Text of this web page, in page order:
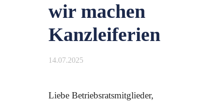
wir machen
Kanzleiferien
14.07.2025
Liebe Betriebsratsmitglieder,